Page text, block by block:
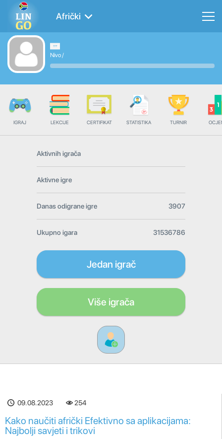
Afrički
Nivo/
IGRAJ LEKCIJE CERTIFIKAT STATISTIKA TURNIR
Aktivnih igrača
Aktivne igre
Danas odigrane igre 3907
Ukupno igara 31536786
Jedan igrač
Više igrača
09.08.2023 254
Kako naučiti afrički Efektivno sa aplikacijama:
Najbolji savjeti i trikovi